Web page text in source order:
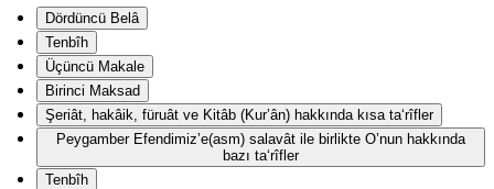
Dördüncü Belâ
Tenbîh
Üçüncü Makale
Birinci Maksad
Şeriât, hakâik, füruât ve Kitâb (Kur’ân) hakkında kısa ta‘rîfler
Peygamber Efendimiz’e(asm) salavât ile birlikte O’nun hakkında
bazı ta‘rîfler
Tenbîh